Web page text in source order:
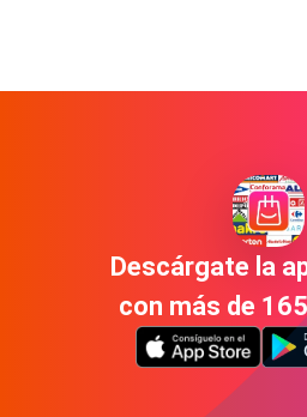
Descárgate la
con más de